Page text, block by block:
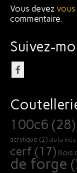
Vous devez
commentaire.
Suivez-
100c6 (28)
acrylique (2) alu larmée
cerf (17) Bois
de forge